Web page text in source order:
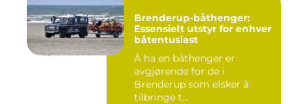
Brenderup-båthenger:
Essensielt utstyr for enhver
båtentusiast
Å ha en båthenger er
avgjørende for de i
Brenderup som elsker å
tilbringe t...